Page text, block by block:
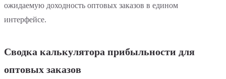
ожидаемую доходность оптовых заказов в едином
интерфейсе.
Сводка калькулятора прибыльности для
оптовых заказов